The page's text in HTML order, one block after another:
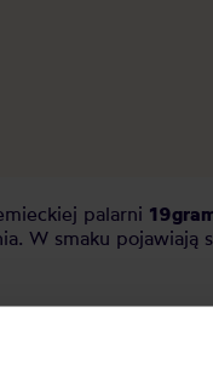
palarni
W smaku pojawiają